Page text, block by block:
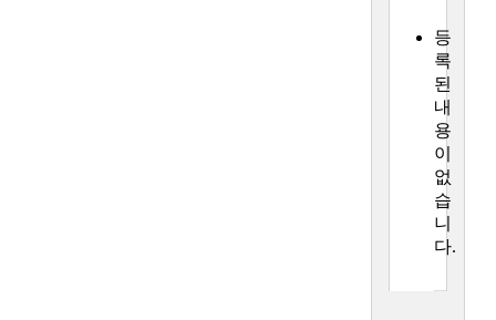
등
록
된
내
용
이
없
습
니
다.